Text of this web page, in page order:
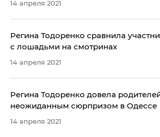
14 апреля 2021
Регина Тодоренко сравнила
с лошадьми на смотринах
14 апреля 2021
Регина Тодоренко довела
неожиданным сюрпризом в Одессе
14 апреля 2021